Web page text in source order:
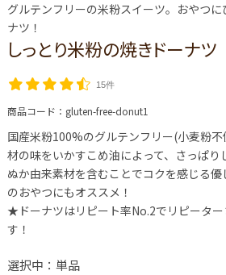
グルテンフリーの米粉スイーツ。おやつ
ナツ！
しっとり米粉の焼きドーナツ
15件
商品コード： gluten-free-donut1
国産米粉100%のグルテンフリー(小麦粉
材の味をいかすこめ油によって、さっぱり
ぬか由来素材を含むことでコクを感じる
のおやつにもオススメ！
★ドーナツはリピート率No.2でリピータ
す！
選択中：単品